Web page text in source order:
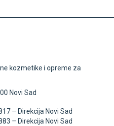
kozmetike i opreme za
Novi Sad
– Direkcija Novi Sad
– Direkcija Novi Sad